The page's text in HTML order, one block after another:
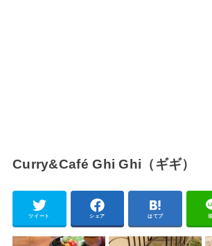
Curry&Café Ghi Ghi（ギギ）
ツイート シェア はてブ